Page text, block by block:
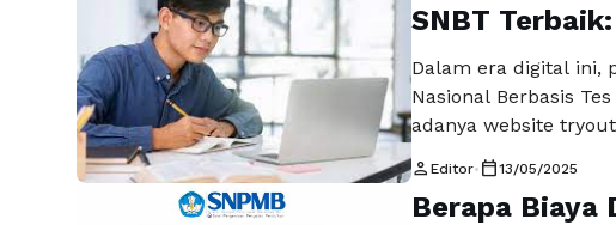
SNBT
Dalam era digital ini,
Nasional Berbasis
adanya website
dirancang untuk
dan meningkatkan
interaktif dan sumber
person Editor• calendar_today13/05/2025
Berapa Biaya